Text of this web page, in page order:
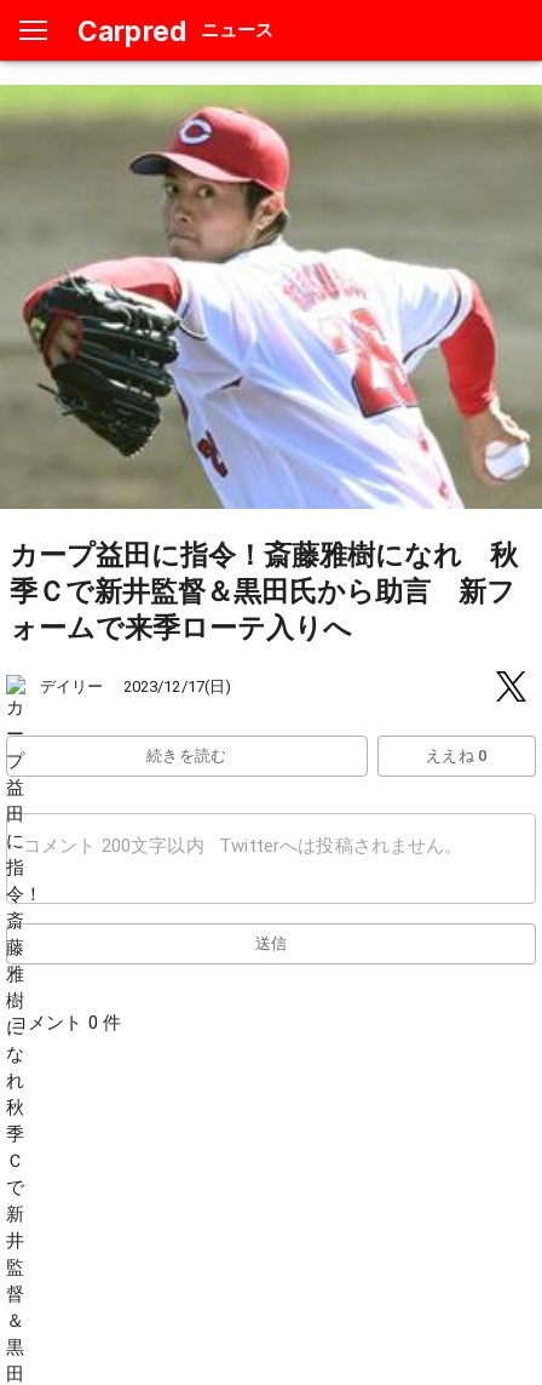
Carpred ニュース
カープ益田に指令！斎藤雅樹になれ 秋
季Ｃで新井監督＆黒田氏から助言 新フ
ォームで来季ローテ入りへ
デイリー 2023/12/17(日)
続きを読む ええね 0
送信
コメント 0 件